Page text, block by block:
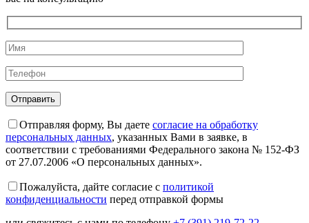
Отправляя форму, Вы даете согласие на обработку
персональных данных, указанных Вами в заявке, в
соответствии с требованиями Федерального закона № 152-ФЗ
от 27.07.2006 «О персональных данных».
Пожалуйста, дайте согласие c политикой
конфиденциальности перед отправкой формы